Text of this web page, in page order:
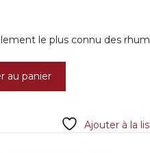
le plus connu des
au panier
Ajouter à la